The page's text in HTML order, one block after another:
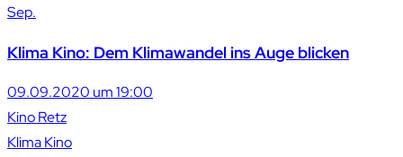
Sep.
Klima Kino: Dem Klimawandel ins Auge blicken
09.09.2020 um 19:00
Kino Retz
Klima Kino